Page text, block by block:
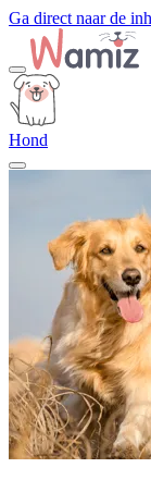
Ga direct naar de
Hond